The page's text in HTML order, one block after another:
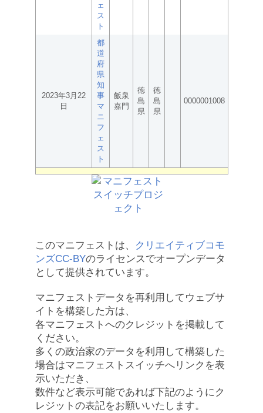
ェ
ス
ト
2023年3月22
日
都
道
府
県
知
事
マ
ニ
フ
ェ
ス
ト
飯泉
嘉門
徳
島
県
徳
島
県
0000001008
このマニフェストは、
クリエイティブコモ
ンズCC-BYのライセンスでオープンデータ
として提供されています。
マニフェストデータを再利用してウェブサ
イトを構築した方は、
各マニフェストへのクレジットを掲載して
ください。
多くの政治家のデータを利用して構築した
場合はマニフェストスイッチへリンクを表
示いただき、
数件など表示可能であれば下記のようにク
レジットの表記をお願いいたします。